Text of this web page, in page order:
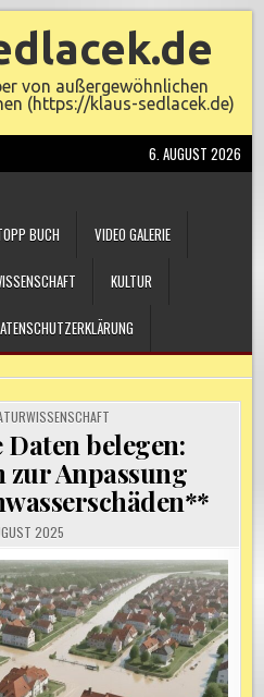
von außergewöhnlichen
(https://klaus-sedlacek.de)
6. AUGUST 2026
BUCH VIDEO GALERIE
KULTUR
belegen:
zur Anpassung
2025